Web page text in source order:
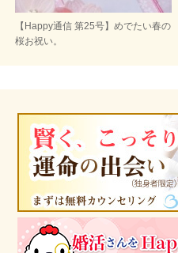
【Happy通信 第25号】めでたい春の
桜お祝い。